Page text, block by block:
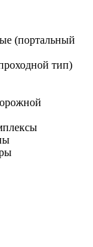
(портальный
тип)